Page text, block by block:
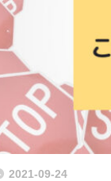
2021-09-24